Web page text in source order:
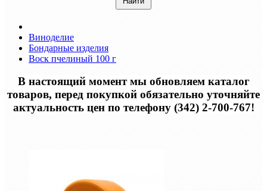
Виноделие
Бондарные изделия
Воск пчелиный 100 г
В настоящий момент мы обновляем каталог
товаров, перед покупкой обязательно уточняйте
актуальность цен по телефону (342) 2-700-767!